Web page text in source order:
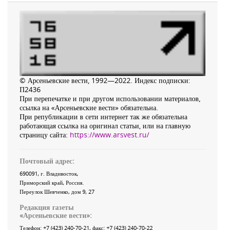
© Арсеньевские вести, 1992—2022. Индекс подписки:
П2436
При перепечатке и при другом использовании материалов,
ссылка на «Арсеньевские вести» обязательна.
При републикации в сети интернет так же обязательна
работающая ссылка на оригинал статьи, или на главную
страницу сайта: https://www.arsvest.ru/
Почтовый адрес:
690091, г. Владивосток,
Приморский край, Россия
Переулок Шевченко, дом 9, 27
Редакция газеты
«Арсеньевские вести»:
Телефон: +7 (423) 240-70-21, факс: +7 (423) 240-70-22